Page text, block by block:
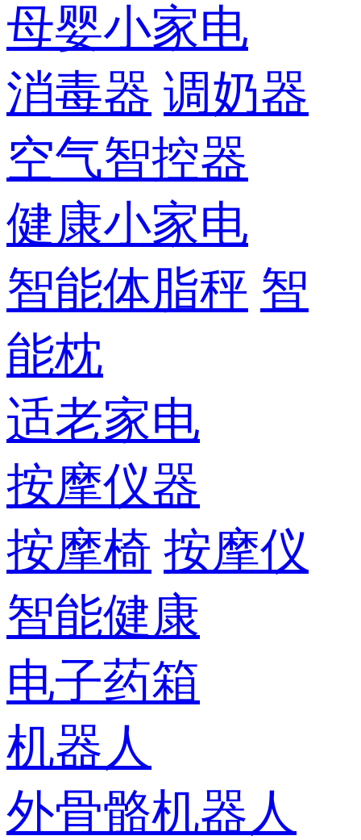
母婴小家电
消毒器 调奶器
空气智控器
健康小家电
智能体脂秤 智
能枕
适老家电
按摩仪器
按摩椅 按摩仪
智能健康
电子药箱
机器人
外骨骼机器人